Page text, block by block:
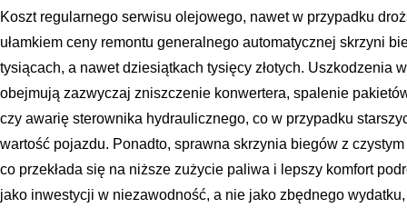
Koszt regularnego serwisu olejowego, nawet w przypadku
ułamkiem ceny remontu generalnego automatycznej skrzyni
tysiącach, a nawet dziesiątkach tysięcy złotych. Uszkodzenia
obejmują zazwyczaj zniszczenie konwertera, spalenie
czy awarię sterownika hydraulicznego, co w przypadku
wartość pojazdu. Ponadto, sprawna skrzynia biegów z
co przekłada się na niższe zużycie paliwa i lepszy komfort
jako inwestycji w niezawodność, a nie jako zbędnego